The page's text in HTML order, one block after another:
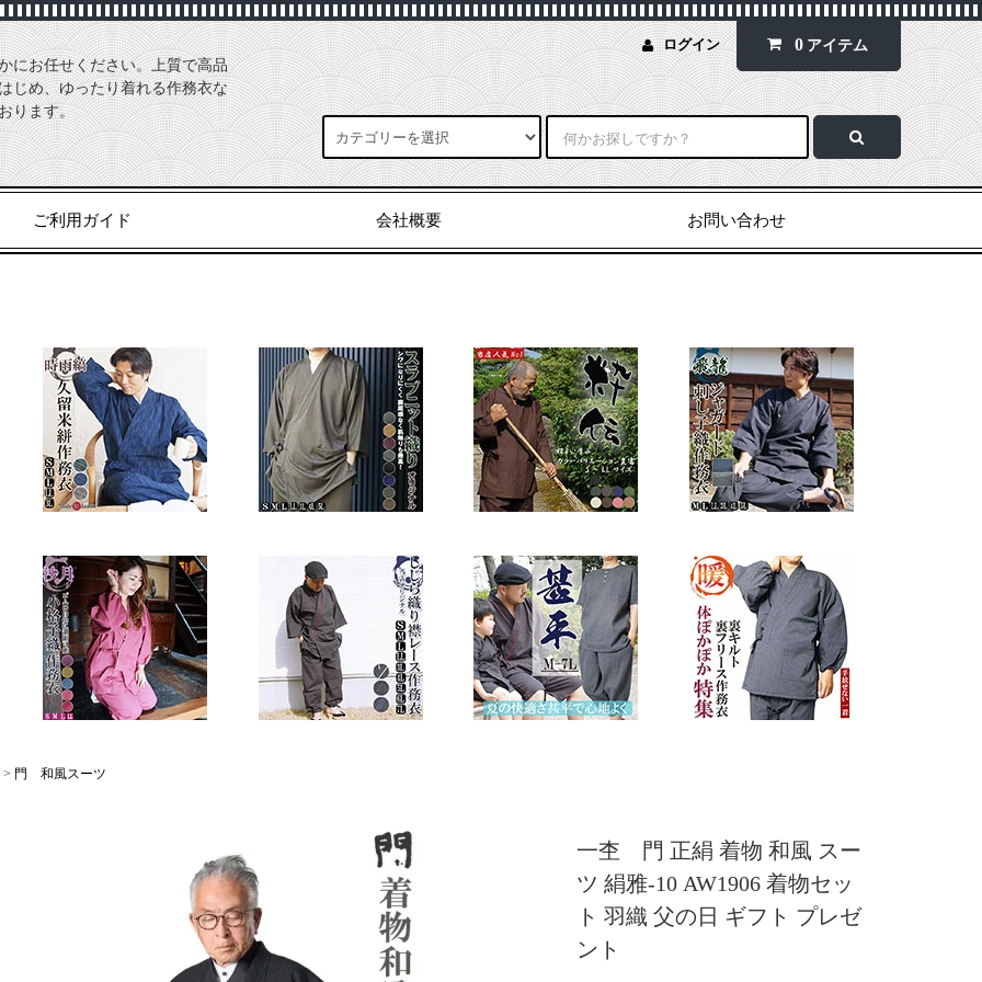
にお任せください。上質で高品
じめ、ゆったり着れる作務衣な
ります。
ログイン 0 アイテム
ご利用ガイド 会社概要 お問い合わせ
> 門 和風スーツ
一杢 門 正絹 着物 和風 スー
ツ 絹雅-10 AW1906 着物セッ
ト 羽織 父の日 ギフト プレゼ
ント